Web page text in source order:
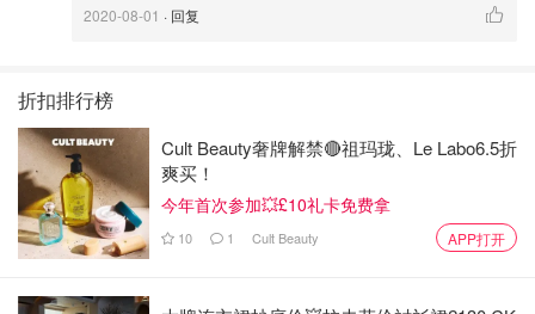
再加入花椒，倒入一部分清水和白醋，喜欢吃酸一点的可以
多放一些白醋。其实每次做的时候用量都是自由发挥😂最
后可以尝一下调好的汁再进行调整～
2020-08-01 · 回复
折扣排行榜
Cult Beauty奢牌解禁🔴祖玛珑、Le Labo6.5折
爽买！
今年首次参加💥£10礼卡免费拿
10 1 Cult Beauty APP打开